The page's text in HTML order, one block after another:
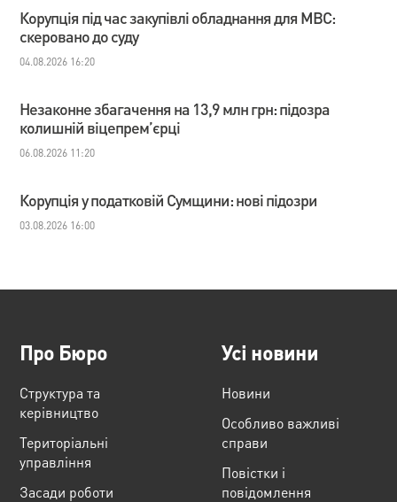
Корупція під час закупівлі обладнання для МВС:
скеровано до суду
04.08.2026 16:20
Незаконне збагачення на 13,9 млн грн: підозра
колишній віцепрем’єрці
06.08.2026 11:20
Корупція у податковій Сумщини: нові підозри
03.08.2026 16:00
Про Бюро
Структура та
керівництво
Територіальні
управління
Засади роботи
Усі новини
Новини
Особливо важливі
справи
Повістки і
повідомлення